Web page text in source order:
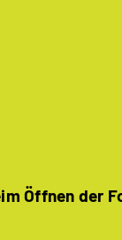
Öffnen der